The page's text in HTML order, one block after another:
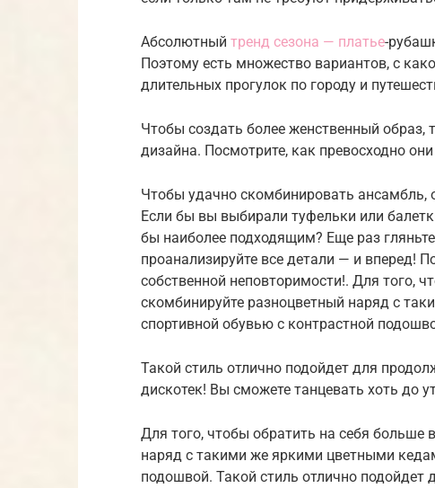
Абсолютный тренд сезона — платье-
Поэтому есть множество вариантов, с
длительных прогулок по городу и
Чтобы создать более женственный образ,
дизайна. Посмотрите, как превосходно
Чтобы удачно скомбинировать ансамбль,
Если бы вы выбирали туфельки или
бы наиболее подходящим? Еще раз
проанализируйте все детали — и вперед!
собственной неповторимости!. Для того,
скомбинируйте разноцветный наряд с
спортивной обувью с контрастной
Такой стиль отлично подойдет для
дискотек! Вы сможете танцевать хоть до
Для того, чтобы обратить на себя больше
наряд с такими же яркими цветными
подошвой. Такой стиль отлично подойдет